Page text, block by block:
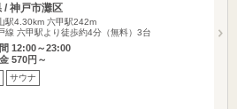
/ 神戸市灘区
駅4.30km 六甲駅242m
線 六甲駅より徒歩約4分（無料）3台
12:00～23:00
570円～
サウナ